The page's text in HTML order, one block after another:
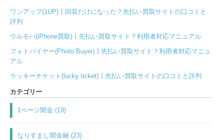
ワンアップ(1UP)┃回収だけになった？先払い買取サイトの口コミと
評判
ウルモバ(iPhone買取)┃先払い買取サイト？利用者対応マニュアル
フォトバイヤー(Photo Buyer)┃先払い買取サイト？利用者対応マニュ
アル
ラッキーチケット(lucky ticket)┃先払い買取サイトの口コミと評判
カテゴリー
1ページ闇金 (19)
なりすまし闇金融 (23)